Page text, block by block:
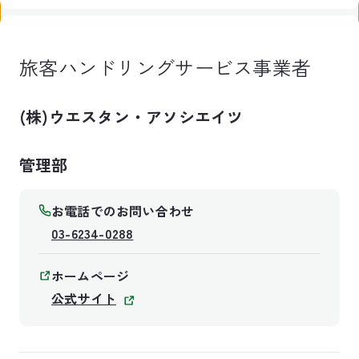
旅客ハンドリングサービス事業者
(株)ウエスタン・アソシエイツ
管理部
お電話でのお問い合わせ
03-6234-0288
ホームページ
公式サイト